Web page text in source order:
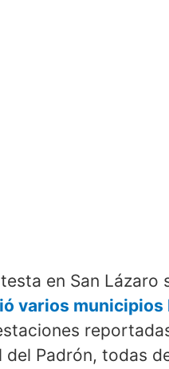
en San Lázaro
varios municipios
del Padrón, todas